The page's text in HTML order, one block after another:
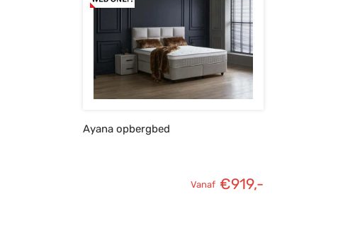
Ayana opbergbed
Vanaf €919,-